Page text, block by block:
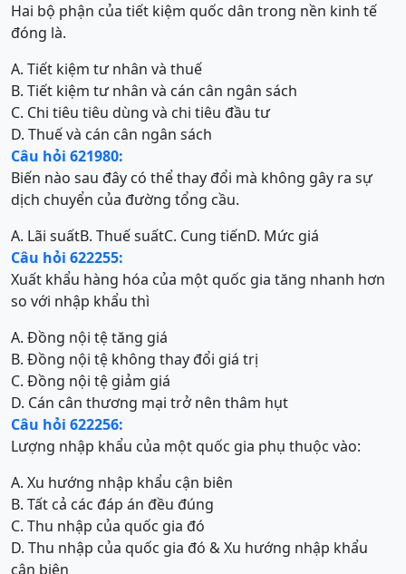
Hai bộ phận của tiết kiệm quốc dân trong nền kinh tế
đóng là.
A. Tiết kiệm tư nhân và thuế
B. Tiết kiệm tư nhân và cán cân ngân sách
C. Chi tiêu tiêu dùng và chi tiêu đầu tư
D. Thuế và cán cân ngân sách
Câu hỏi 621980:
Biến nào sau đây có thể thay đổi mà không gây ra sự
dịch chuyển của đường tổng cầu.
A. Lãi suấtB. Thuế suấtC. Cung tiếnD. Mức giá
Câu hỏi 622255:
Xuất khẩu hàng hóa của một quốc gia tăng nhanh hơn
so với nhập khẩu thì
A. Đồng nội tệ tăng giá
B. Đồng nội tệ không thay đổi giá trị
C. Đồng nội tệ giảm giá
D. Cán cân thương mại trở nên thâm hụt
Câu hỏi 622256:
Lượng nhập khẩu của một quốc gia phụ thuộc vào:
A. Xu hướng nhập khẩu cận biên
B. Tất cả các đáp án đều đúng
C. Thu nhập của quốc gia đó
D. Thu nhập của quốc gia đó & Xu hướng nhập khẩu
cận biên